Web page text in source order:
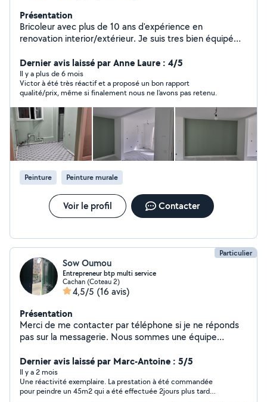
Présentation
Bricoleur avec plus de 10 ans d'expérience en
renovation interior/extérieur. Je suis tres bien équipé
travaux possible. Je suis disponible tout les jours sauf le
dimanche
Dernier avis laissé par Anne Laure : 4/5
Il y a plus de 6 mois
Victor à été très réactif et a proposé un bon rapport
qualité/prix, même si finalement nous ne l'avons pas retenu.
Peinture Peinture murale
Voir le profil Contacter
Particulier
Sow Oumou
Entrepreneur btp multi service
Cachan (Coteau 2)
4,5/5 (16 avis)
Présentation
Merci de me contacter par téléphone si je ne réponds
pas sur la messagerie. Nous sommes une équipe
travaux de rénovation et de construction. Joignable au
06-67-35-41-34 Nous prenons en charge différents
types de travaux : peinture, enduit, placo, carrelage,
électricité, plomberie et rénovation complète. Nous
Dernier avis laissé par Marc-Antoine : 5/5
Il y a 2 mois
Une réactivité exemplaire. La prestation à été commandée
pour peindre un 45m2 qui a été effectuée 2jours plus tard